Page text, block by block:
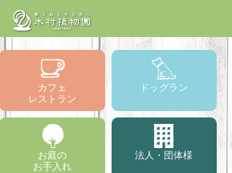
カフェ
レストラン
ドッグラン
お庭の
お手入れ
法人・団体様